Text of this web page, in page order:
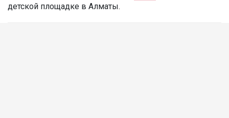
детской площадке в Алматы.